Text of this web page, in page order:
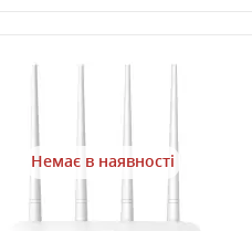
Немає в наявності